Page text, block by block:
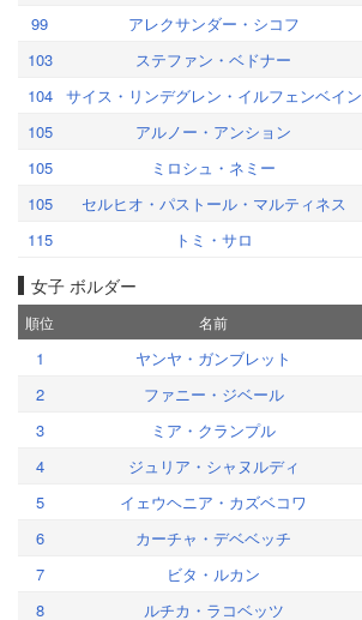
99
アレクサンダー・シコフ
103
ステファン・ベドナー
104
サイス・リンデグレン・イルフェンベイン
105
アルノー・アンション
105
ミロシュ・ネミー
105
セルヒオ・パストール・マルティネス
115
トミ・サロ
女子 ボルダー
順位 名前
1 ヤンヤ・ガンブレット
2
ファニー・ジベール
3
ミア・クランプル
4
ジュリア・シャヌルディ
5
イェウヘニア・カズベコワ
6
カーチャ・デベベッチ
7
ビタ・ルカン
8
ルチカ・ラコベッツ